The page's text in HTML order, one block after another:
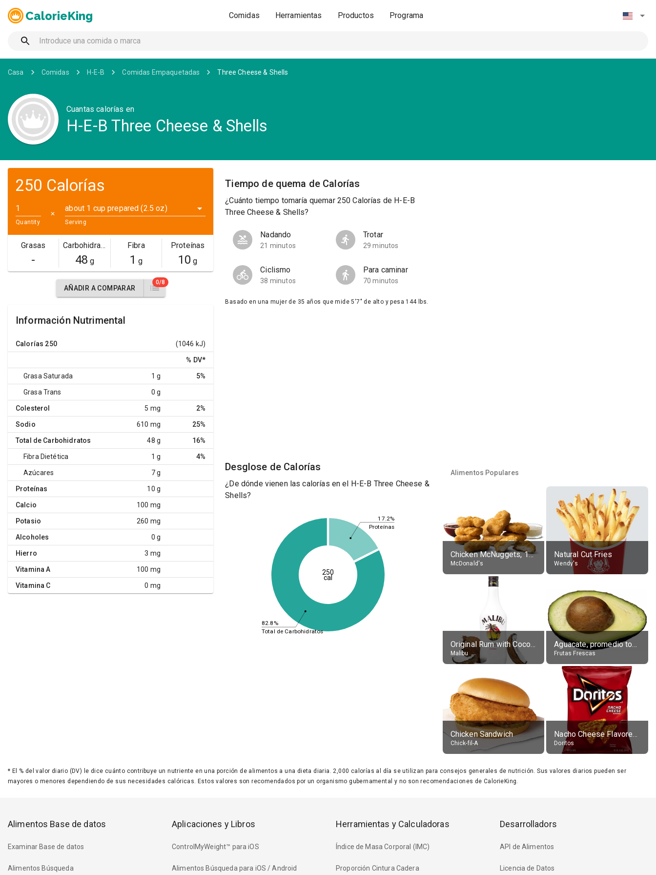
CalorieKing Comidas Herramientas Productos Programa
Casa Comidas H-E-B Comidas Empaquetadas Three Cheese & Shells
Cuantas calorías en
H-E-B Three Cheese & Shells
250 Calorías
Quantity
✕
about 1 cup prepared (2.5 oz)
Serving
Grasas
-
Carbohidratos
48 g
Fibra
1 g
Proteínas
10 g
AÑADIR A COMPARAR
0/8
Información Nutrimental
Calorías 250 (1046 kJ)
% DV*
Grasa Saturada 1 g 5%
Grasa Trans 0 g
Colesterol 5 mg 2%
Sodio 610 mg 25%
Total de Carbohidratos 48 g 16%
Fibra Dietética 1 g 4%
Azúcares 7 g
Proteínas 10 g
Calcio 100 mg
Potasio 260 mg
Alcoholes 0 g
Hierro 3 mg
Vitamina A 100 mg
Vitamina C 0 mg
Tiempo de quema de Calorías
¿Cuánto tiempo tomaría quemar 250 Calorías de H-E-B
Three Cheese & Shells?
Nadando
21 minutos
Trotar
29 minutos
Ciclismo
38 minutos
Para caminar
70 minutos
Basado en una mujer de 35 años que mide 5'7" de alto y pesa 144 lbs.
Desglose de Calorías
¿De dónde vienen las calorías en el H-E-B Three Cheese &
Shells?
17.2%
82.8%
Proteínas
Total de Carbohidratos
250
cal
Alimentos Populares
Chicken McNuggets, 10 pieces, without sauce
McDonald's
Natural Cut Fries
Wendy's
Original Rum with Coconut Flavour (21% alc.)
Malibu
Aguacate, promedio todos variedades, crudo
Frutas Frescas
Chicken Sandwich
Chick-fil-A
Nacho Cheese Flavored Tortilla Chips
Doritos
* El % del valor diario (DV) le dice cuánto contribuye un nutriente en una porción de alimentos a una dieta diaria. 2,000 calorías al día se utilizan para consejos generales de nutrición. Sus valores diarios pueden ser
mayores o menores dependiendo de sus necesidades calóricas. Estos valores son recomendados por un organismo gubernamental y no son recomendaciones de CalorieKing.
Alimentos Base de datos
Examinar Base de datos
Alimentos Búsqueda
Aplicaciones y Libros
ControlMyWeight™ para iOS
Alimentos Búsqueda para iOS / Android
Herramientas y Calculadoras
Índice de Masa Corporal (IMC)
Proporción Cintura Cadera
Desarrolladors
API de Alimentos
Licencia de Datos